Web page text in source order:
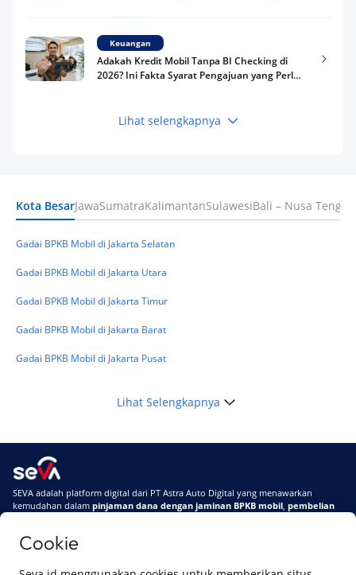
Cookie
Keuangan
Adakah Kredit Mobil Tanpa BI Checking di
2026? Ini Fakta Syarat Pengajuan yang Perlu
Keuangan
Keuangan
Masuk BI Checking? Simak Peraturan
Lihat selengkapnya
Kota BesarJawaSumatraKalimantanSulawesiBali – Nusa
Gadai BPKB Mobil di Jakarta Selatan
Gadai BPKB Mobil di Jakarta Utara
Gadai BPKB Mobil di Jakarta Timur
Gadai BPKB Mobil di Jakarta Barat
Gadai BPKB Mobil di Jakarta Pusat
Lihat Selengkapnya
SEVA adalah platform digital dari PT Astra Auto Digital yang menawarkan
kemudahan dalam pinjaman dana dengan jaminan BPKB mobil pembelian
Di SEVA, BPKB mobilmu #BisaJadiDuit
Tentang SEVASyarat & Ketentuan